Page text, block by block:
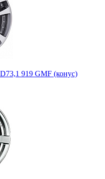
919 GMF (конус)